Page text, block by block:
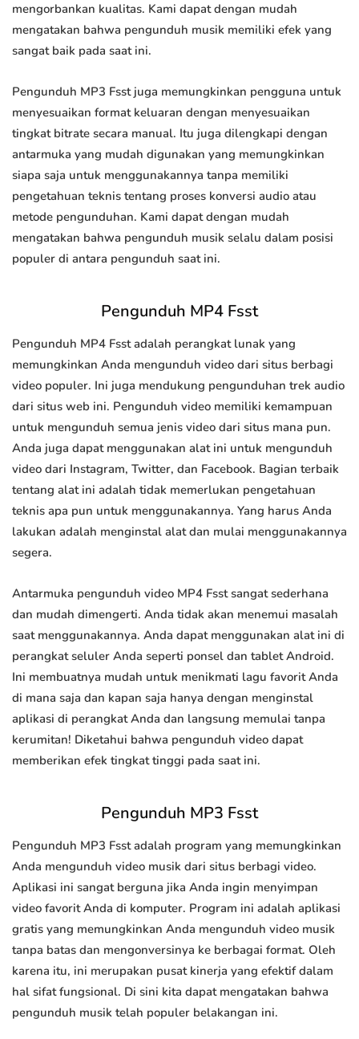
mengorbankan kualitas. Kami dapat dengan mudah
mengatakan bahwa pengunduh musik memiliki efek yang
sangat baik pada saat ini.
Pengunduh MP3 Fsst juga memungkinkan pengguna untuk
menyesuaikan format keluaran dengan menyesuaikan
tingkat bitrate secara manual. Itu juga dilengkapi dengan
antarmuka yang mudah digunakan yang memungkinkan
siapa saja untuk menggunakannya tanpa memiliki
pengetahuan teknis tentang proses konversi audio atau
metode pengunduhan. Kami dapat dengan mudah
mengatakan bahwa pengunduh musik selalu dalam posisi
populer di antara pengunduh saat ini.
Pengunduh MP4 Fsst
Pengunduh MP4 Fsst adalah perangkat lunak yang
memungkinkan Anda mengunduh video dari situs berbagi
video populer. Ini juga mendukung pengunduhan trek audio
dari situs web ini. Pengunduh video memiliki kemampuan
untuk mengunduh semua jenis video dari situs mana pun.
Anda juga dapat menggunakan alat ini untuk mengunduh
video dari Instagram, Twitter, dan Facebook. Bagian terbaik
tentang alat ini adalah tidak memerlukan pengetahuan
teknis apa pun untuk menggunakannya. Yang harus Anda
lakukan adalah menginstal alat dan mulai menggunakannya
segera.
Antarmuka pengunduh video MP4 Fsst sangat sederhana
dan mudah dimengerti. Anda tidak akan menemui masalah
saat menggunakannya. Anda dapat menggunakan alat ini di
perangkat seluler Anda seperti ponsel dan tablet Android.
Ini membuatnya mudah untuk menikmati lagu favorit Anda
di mana saja dan kapan saja hanya dengan menginstal
aplikasi di perangkat Anda dan langsung memulai tanpa
kerumitan! Diketahui bahwa pengunduh video dapat
memberikan efek tingkat tinggi pada saat ini.
Pengunduh MP3 Fsst
Pengunduh MP3 Fsst adalah program yang memungkinkan
Anda mengunduh video musik dari situs berbagi video.
Aplikasi ini sangat berguna jika Anda ingin menyimpan
video favorit Anda di komputer. Program ini adalah aplikasi
gratis yang memungkinkan Anda mengunduh video musik
tanpa batas dan mengonversinya ke berbagai format. Oleh
karena itu, ini merupakan pusat kinerja yang efektif dalam
hal sifat fungsional. Di sini kita dapat mengatakan bahwa
pengunduh musik telah populer belakangan ini.